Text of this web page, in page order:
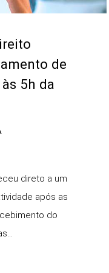
de
5h da
direto a um
após as
do